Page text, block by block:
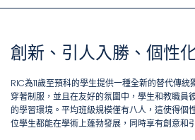
創新、引人入勝、個性
RIC為11歲至預科的學生提供一種全新的替代傳
穿著制服，並且在友好的氛圍中，學生和教職員
的學習環境。平均班級規模僅有八人，這使得個
位學生都能在學術上蓬勃發展，同時享有創意和